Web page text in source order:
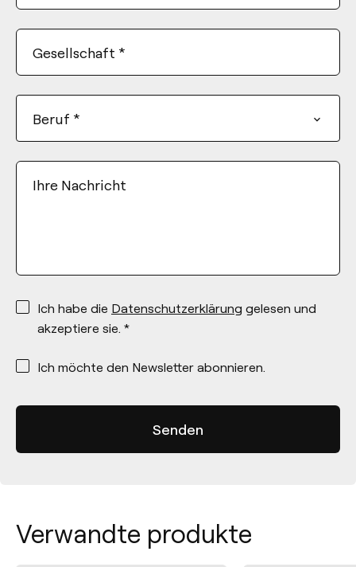
Gesellschaft *
Beruf *
Ihre Nachricht
*
Ich habe die Datenschutzerklärung gelesen und
akzeptiere sie. *
*
Ich möchte den Newsletter abonnieren.
Verwandte produkte